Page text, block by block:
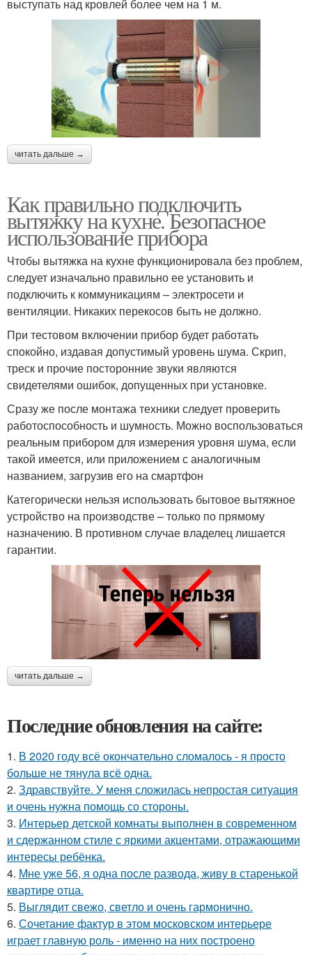
выступать над кровлей более чем на 1 м.
читать дальше →
Как правильно подключить
вытяжку на кухне. Безопасное
использование прибора
Чтобы вытяжка на кухне функционировала без проблем,
следует изначально правильно ее установить и
подключить к коммуникациям – электросети и
вентиляции. Никаких перекосов быть не должно.
При тестовом включении прибор будет работать
спокойно, издавая допустимый уровень шума. Скрип,
треск и прочие посторонние звуки являются
свидетелями ошибок, допущенных при установке.
Сразу же после монтажа техники следует проверить
работоспособность и шумность. Можно воспользоваться
реальным прибором для измерения уровня шума, если
такой имеется, или приложением с аналогичным
названием, загрузив его на смартфон
Категорически нельзя использовать бытовое вытяжное
устройство на производстве – только по прямому
назначению. В противном случае владелец лишается
гарантии.
читать дальше →
Последние обновления на сайте:
1. В 2020 году всё окончательно сломалось - я просто
больше не тянула всё одна.
2. Здравствуйте. У меня сложилась непростая ситуация
и очень нужна помощь со стороны.
3. Интерьер детской комнаты выполнен в современном
и сдержанном стиле с яркими акцентами, отражающими
интересы ребёнка.
4. Мне уже 56, я одна после развода, живу в старенькой
квартире отца.
5. Выглядит свежо, светло и очень гармонично.
6. Сочетание фактур в этом московском интерьере
играет главную роль - именно на них построено